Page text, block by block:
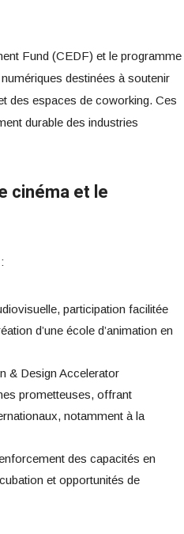
Fund (CEDF) et le programme
destinées à soutenir
des espaces de coworking. Ces
durable des industries
cinéma et le
participation facilitée
d’une école d’animation en
& Design Accelerator
prometteuses, offrant
notamment à la
des capacités en
et opportunités de